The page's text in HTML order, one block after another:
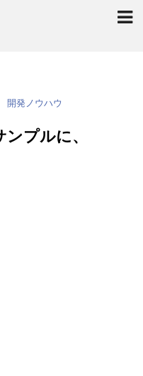
開発ノウハウ
プルに、